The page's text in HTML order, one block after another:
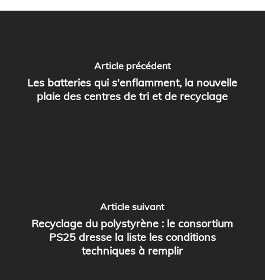
Article précédent
Les batteries qui s'enflamment, la nouvelle
plaie des centres de tri et de recyclage
Article suivant
Recyclage du polystyrène : le consortium
PS25 dresse la liste les conditions
techniques à remplir